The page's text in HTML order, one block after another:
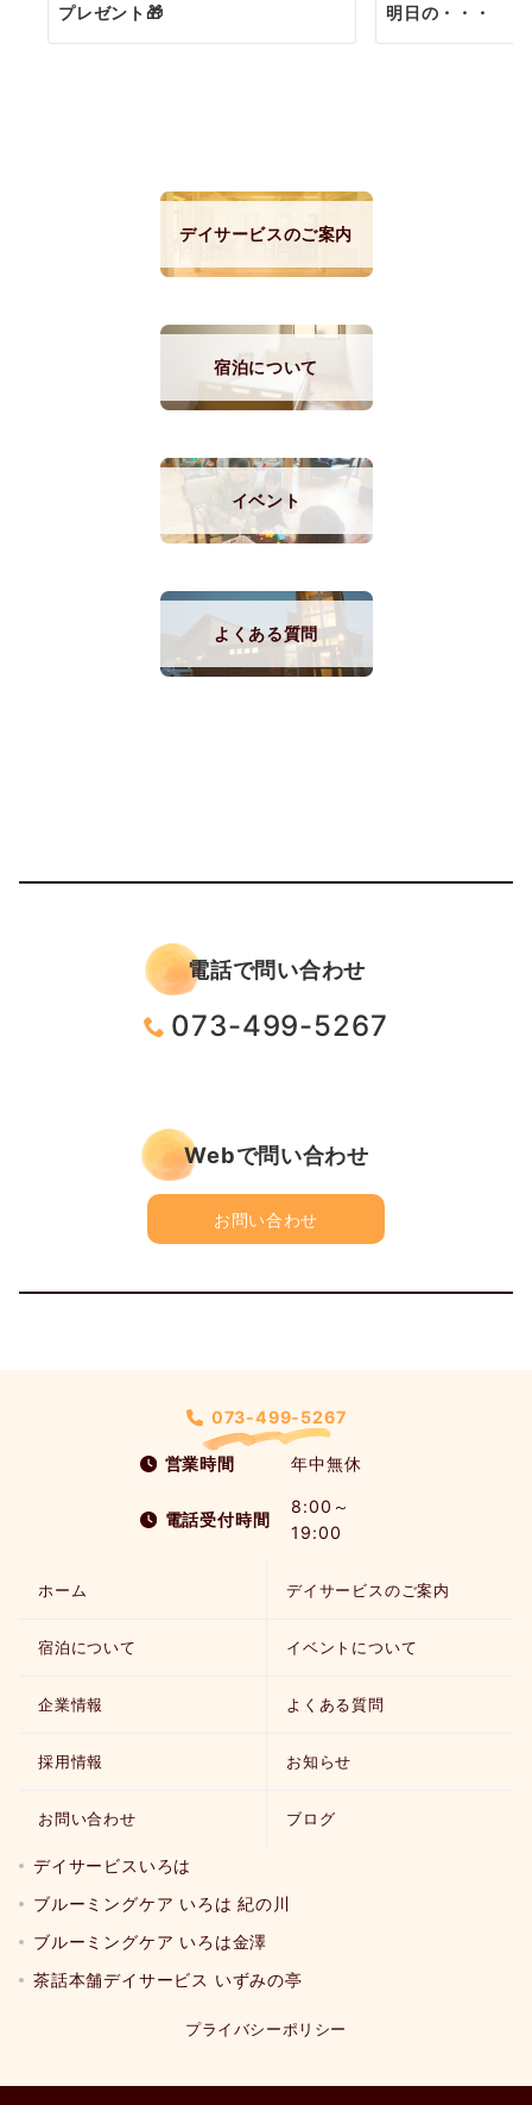
プレゼント🎁 明日の・・・
デイサービスのご案内
宿泊について
イベント
よくある質問
電話で問い合わせ
073-499-5267
Webで問い合わせ
お問い合わせ
073-499-5267
営業時間 年中無休
電話受付時間
8:00～
19:00
ホーム デイサービスのご案内
宿泊について イベントについて
企業情報 よくある質問
採用情報 お知らせ
お問い合わせ ブログ
デイサービスいろは
ブルーミングケア いろは 紀の川
ブルーミングケア いろは金澤
茶話本舗デイサービス いずみの亭
プライバシーポリシー